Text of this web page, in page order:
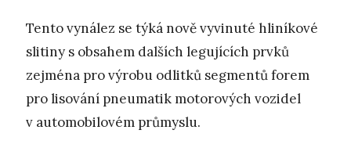
Tento vynález se týká nově vyvinuté hliníkové
slitiny s obsahem dalších legujících prvků
zejména pro výrobu odlitků segmentů forem
pro lisování pneumatik motorových vozidel
v automobilovém průmyslu.